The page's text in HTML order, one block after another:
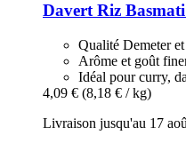
Davert Riz
Qualité Demeter
Arôme et goût
Idéal pour curry,
4,09 € (8,18 € / kg)
Livraison jusqu'au 17